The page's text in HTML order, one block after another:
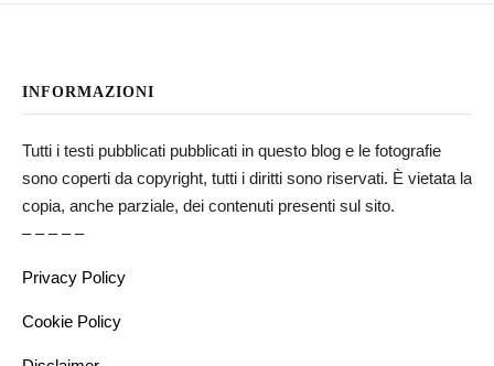
INFORMAZIONI
Tutti i testi pubblicati pubblicati in questo blog e le fotografie
sono coperti da copyright, tutti i diritti sono riservati. È vietata la
copia, anche parziale, dei contenuti presenti sul sito.
– – – – –
Privacy Policy
Cookie Policy